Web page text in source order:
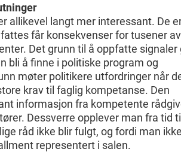
allikevel langt mer interessant. De
får konsekvenser for tusener av
Det grunn til å oppfatte signaler
bli å finne i politiske program og
møter politikere utfordringer når
krav til faglig kompetanse. Den
informasjon fra kompetente
Dessverre opplever man fra tid
råd ikke blir fulgt, og fordi man
representert i salen.